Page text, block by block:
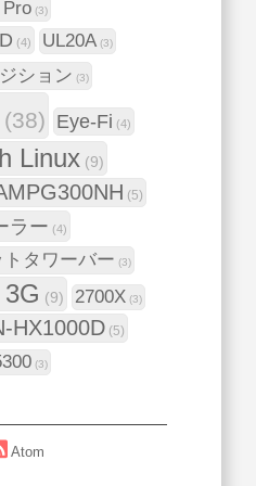
(3)
(4) UL20A (3)
ション (3)
(38) Eye-Fi (4)
Linux (9)
(5)
ラー (4)
タワーバー (3)
(9) 2700X (3)
HX1000D (5)
(3)
Atom